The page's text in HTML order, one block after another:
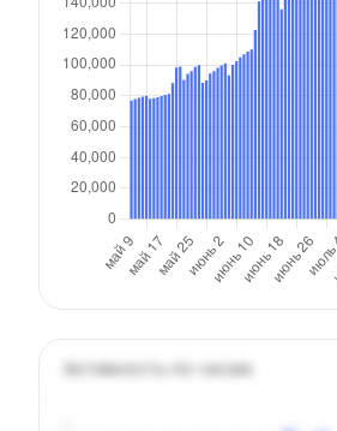
Активность по часам